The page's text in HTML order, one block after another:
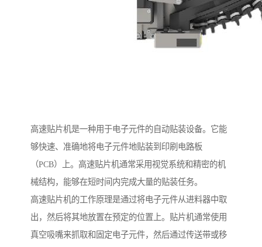
高速贴片机是一种用于电子元件的自动贴装设备。它能
够快速、准确地将电子元件地贴装到印刷电路板
（PCB）上。高速贴片机通常采用视觉系统和精密的机
械结构，能够在短时间内完成大量的贴装任务。
高速贴片机的工作原理是通过将电子元件从进料器中取
出，然后将其地放置在预定的位置上。贴片机通常使用
真空吸嘴来抓取和固定电子元件，然后通过传送带或移